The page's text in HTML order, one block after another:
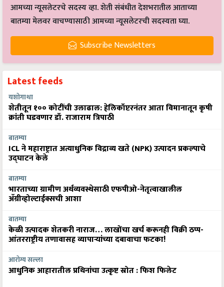
आमच्या न्यूसलेटरचे सदस्य व्हा. शेती संबंधीत देशभरातील आताच्या
बातम्या मेलवर वाचण्यासाठी आमच्या न्यूसलेटरची सदस्यता घ्या.
Subscribe Newsletters
Latest feeds
यशोगाथा
शेतीतून १०० कोटींची उलाढाल: हेलिकॉप्टरनंतर आता विमानातून कृषी
क्रांती घडवणार डॉ. राजाराम त्रिपाठी
बातम्या
ICL ने महाराष्ट्रात अत्याधुनिक विद्राव्य खते (NPK) उत्पादन प्रकल्पाचे
उद्घाटन केले
बातम्या
भारताच्या ग्रामीण अर्थव्यवस्थेसाठी एफपीओ-नेतृत्वाखालील
अ‍ॅग्रीव्होल्टाईक्सची आशा
बातम्या
केळी उत्पादक शेतकरी नाराज… लाखोंचा खर्च करूनही विक्री ठप्प-
आंतरराष्ट्रीय तणावासह व्यापाऱ्यांच्या दबावाचा फटका!
आरोग्य सल्ला
आधुनिक आहारातील प्रथिनांचा उत्कृष्ट स्रोत : फिश फिलेट